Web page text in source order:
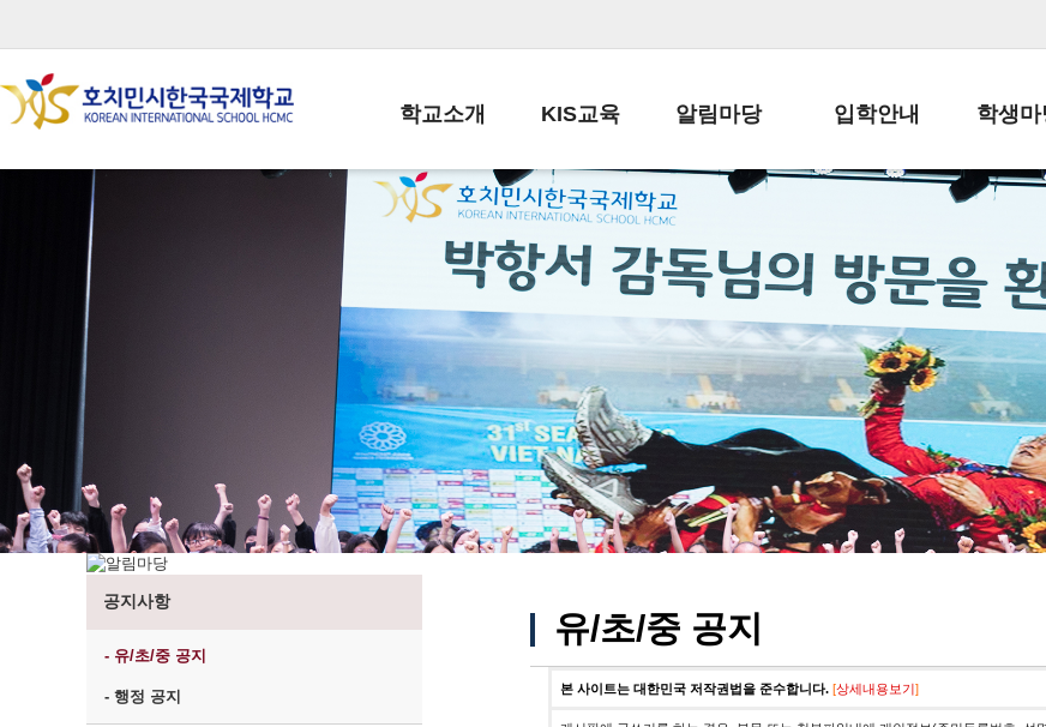
학교소개
학교장인사말
학교상징
학교연혁
교직원현황
학생현황
위치/전화
전경사진
KIS교육
교육목표
학사일정
일과시간표
성과평가자료
알림마당
공지사항
납부금 안내
스쿨버스 운행 안내
급식안내
서식자료실
학부모방
정기고사 기출문제
입학안내
전-편입 서류양식
입학금/수업료
교복구입안내
학생마
학생생활
학교신문
자율진로
유초등 소
공지사항
- 유/초/중 공지
- 행정 공지
유/초/중 공지
본 사이트는 대한민국 저작권법을 준수합니다. [상세내용보기]